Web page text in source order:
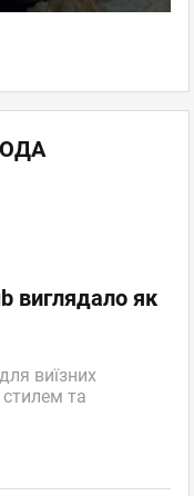
виглядало як
виїзних
та